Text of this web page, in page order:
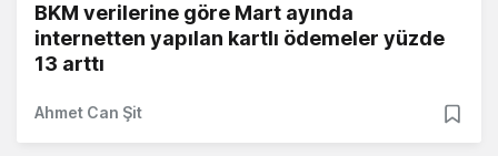
BKM verilerine göre Mart ayında
internetten yapılan kartlı ödemeler yüzde
13 arttı
Ahmet Can Şit